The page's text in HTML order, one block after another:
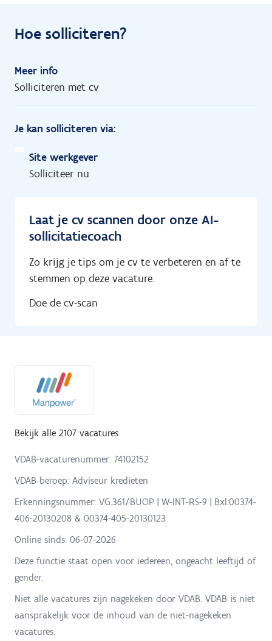
Hoe solliciteren?
Meer info
Solliciteren met cv
Je kan solliciteren via:
Site werkgever
Solliciteer nu
Laat je cv scannen door onze AI-
sollicitatiecoach
Zo krijg je tips om je cv te verbeteren en af te
stemmen op deze vacature.
Doe de cv-scan
Bekijk alle 2107 vacatures
VDAB-vacaturenummer: 74102152
VDAB-beroep: Adviseur kredieten
Erkenningsnummer: VG.361/BUOP | W-INT-RS-9 | Bxl:00374-
406-20130208 & 00374-405-20130123
Online sinds: 06-07-2026
Deze functie staat open voor iedereen, ongeacht leeftijd of
gender.
Niet alle vacatures zijn nagekeken door VDAB. VDAB is niet
aansprakelijk voor de inhoud van de niet-nagekeken
vacatures.